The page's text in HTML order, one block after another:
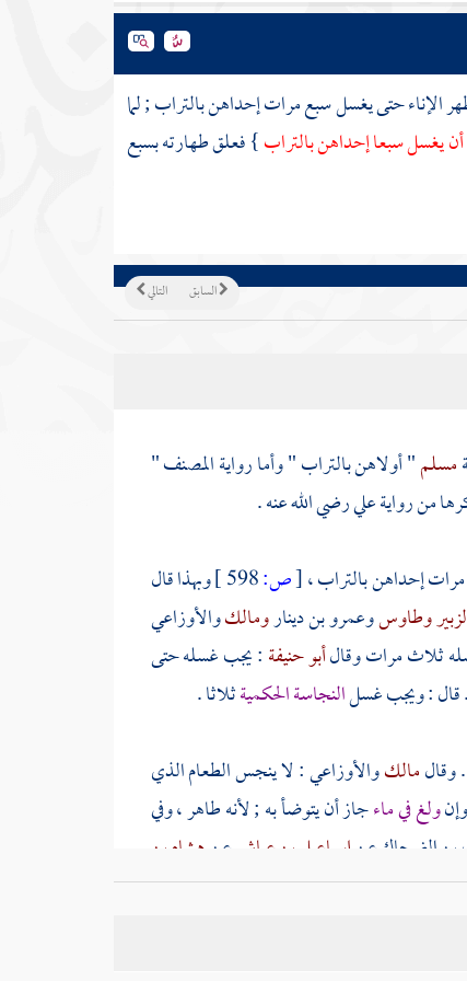
الإناء حتى يغسل سبع مرات إحداهن بالتراب ; لما
يغسل سبعا إحداهن بالتراب} فعلق طهارته بسبع
التالي السابق
مسلم" أولاهن بالتراب " وأما روايةالمصنف"
من رواية علي رضي الله عنه .
إحداهن بالتراب ،[ص:
وبهذا قال
وطاوسوعمرو بن دينارومالكوالأوزاعي
ثلاث مرات وقالأبو حنيفة: يجب غسله حتى
. قال : ويجب غسلالنجاسة الحكميةثلاثا .
وقالمالكوالأوزاعي: لا ينجس الطعام الذي
ولغ في ماءجاز أن يتوضأ به ; لأنه طاهر ، وفي
بن الضحاكعن إسماعيل بن عياش عن هشام بن
في الإناء قال : {يغسله ثلاثا أو خمسا أو سبعا}